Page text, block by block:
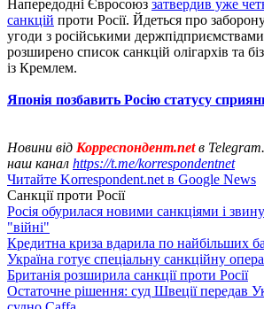
Напередодні Євросоюз затвердив уже
санкцій проти Росії. Йдеться про
угоди з російськими
розширено список санкцій олігархів та
із Кремлем.
Японія позбавить Росію статусу
Новини від Корреспондент.netв
наш канал https://t.me/korrespondentnet
Читайте Korrespondent.net в Google News
Санкції проти Росії
Росія обурилася новими санкціями і
"війні"
Кредитна криза вдарила по найбільших
Україна готує спеціальну санкційну
Британія розширила санкції проти Росії
Остаточне рішення: суд Швеції передав